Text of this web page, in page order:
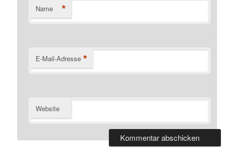
Name *
E-Mail-Adresse *
Website